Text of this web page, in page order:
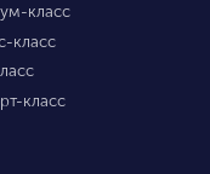
класс
класс
класс